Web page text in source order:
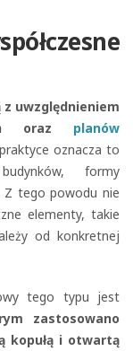
uwzględnieniem
oraz planów
oznacza to
formy
Z tego powodu nie
elementy, takie
od konkretnej
tego typu jest
zastosowano
kopułą i otwartą